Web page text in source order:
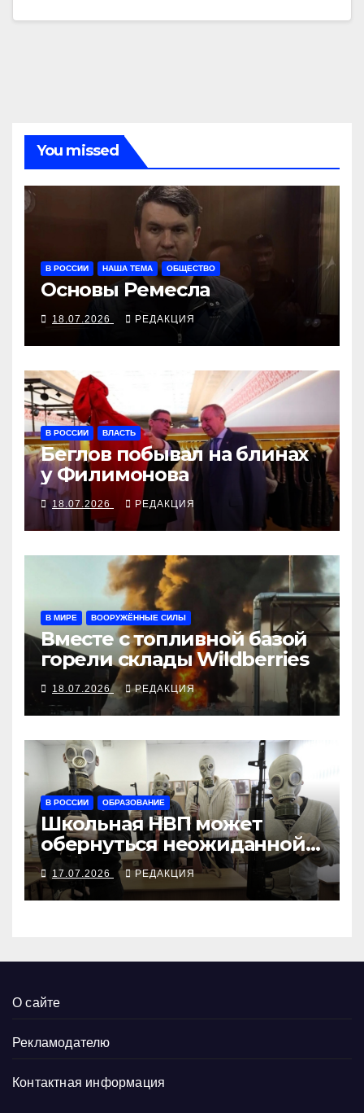
You missed
В РОССИИ НАША ТЕМА ОБЩЕСТВО
Основы Ремесла
18.07.2026 РЕДАКЦИЯ
В РОССИИ ВЛАСТЬ
Беглов побывал на блинах
у Филимонова
18.07.2026 РЕДАКЦИЯ
В МИРЕ ВООРУЖЁННЫЕ СИЛЫ
Вместе с топливной базой
горели склады Wildberries
18.07.2026 РЕДАКЦИЯ
В РОССИИ ОБРАЗОВАНИЕ
Школьная НВП может
обернуться неожиданной
стороной
17.07.2026 РЕДАКЦИЯ
О сайте
Рекламодателю
Контактная информация